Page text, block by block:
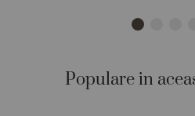
Populare in